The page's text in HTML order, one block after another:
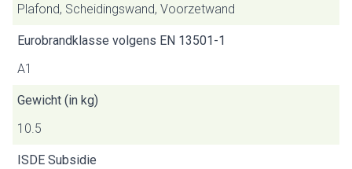
Plafond, Scheidingswand, Voorzetwand
Eurobrandklasse volgens EN 13501-1
A1
Gewicht (in kg)
10.5
ISDE Subsidie